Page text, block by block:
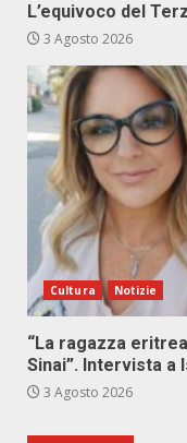
L’equivoco del
3 Agosto 2026
Cultura Notizie
“La ragazza
Sinai”. Intervista a
3 Agosto 2026